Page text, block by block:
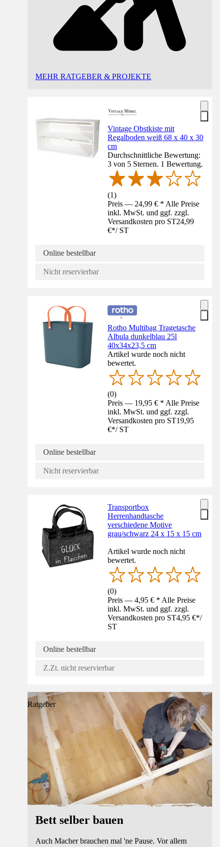
MEHR RATGEBER & PROJEKTE
Vintage Obstkiste mit
Regalboden weiß 68 x 40 x 30
cm
Durchschnittliche Bewertung:
3 von 5 Sternen. 1 Bewertung.
(1)
Preis — 24,99 € * Alle Preise
inkl. MwSt. und ggf. zzgl.
Versandkosten pro ST24,99
€*/ ST
Online bestellbar
Nicht reservierbar
Rotho Multibag Tragetasche
Albula dunkelblau 25l
40x34x23,5 cm
Artikel wurde noch nicht
bewertet.
(0)
Preis — 19,95 € * Alle Preise
inkl. MwSt. und ggf. zzgl.
Versandkosten pro ST19,95
€*/ ST
Online bestellbar
Nicht reservierbar
Transportbox
Herrenhandtasche
verschiedene Motive
grau/schwarz 24 x 15 x 15 cm
Artikel wurde noch nicht
bewertet.
(0)
Preis — 4,95 € * Alle Preise
inkl. MwSt. und ggf. zzgl.
Versandkosten pro ST4,95 €*/
ST
Online bestellbar
Z.Zt. nicht reservierbar
Ratgeber
Bett selber bauen
Auch Macher brauchen mal 'ne Pause. Vor allem